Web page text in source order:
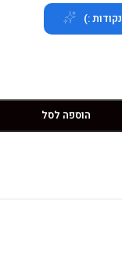
נקודות :)
הוספה לסל